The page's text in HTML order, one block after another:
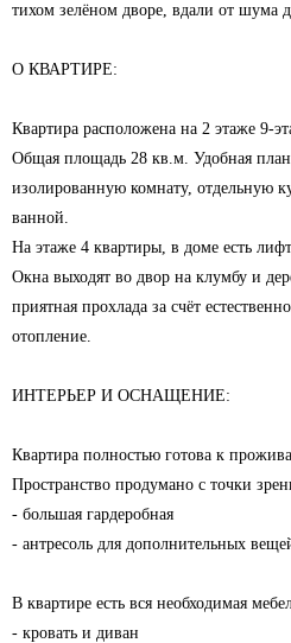
тихом зелёном дворе, вдали от шума
О КВАРТИРЕ:
Квартира расположена на 2 этаже 9-
Общая площадь 28 кв.м. Удобная
изолированную комнату, отдельную
ванной.
На этаже 4 квартиры, в доме есть лифт.
Окна выходят во двор на клумбу и
приятная прохлада за счёт
отопление.
ИНТЕРЬЕР И ОСНАЩЕНИЕ:
Квартира полностью готова к
Пространство продумано с точки
- большая гардеробная
- антресоль для дополнительных
В квартире есть вся необходимая
- кровать и диван